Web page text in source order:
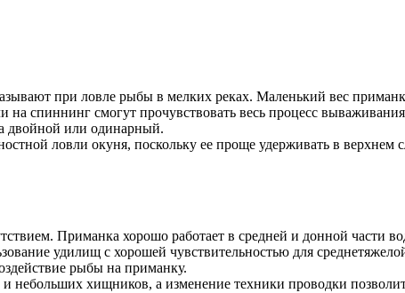
при ловле рыбы в мелких реках. Маленький вес
на спиннинг смогут прочувствовать весь процесс
двойной или одинарный.
ловли окуня, поскольку ее проще удерживать в
Приманка хорошо работает в средней и донной части
удилищ с хорошей чувствительностью для
рыбы на приманку.
небольших хищников, а изменение техники проводки